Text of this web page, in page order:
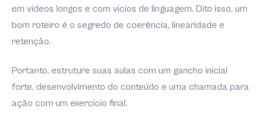
em vídeos longos e com vícios de linguagem. Dito isso, um
bom roteiro é o segredo de coerência, linearidade e
retenção.
Portanto, estruture suas aulas com um gancho inicial
forte, desenvolvimento do conteúdo e uma chamada para
ação com um exercício final.